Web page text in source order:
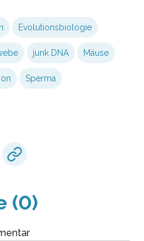
Evolutionsbiologie
junk DNA Mäuse
Sperma
(0)